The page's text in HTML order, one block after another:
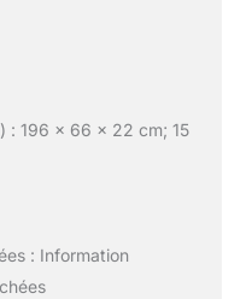
: 196 x 66 x 22 cm; 15
: Information